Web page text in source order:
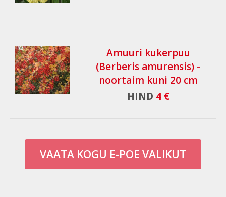
Amuuri kukerpuu
(Berberis amurensis) -
noortaim kuni 20 cm
HIND 4 €
VAATA KOGU E-POE VALIKUT